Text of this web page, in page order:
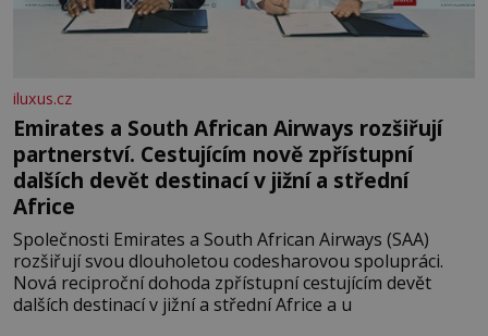
iluxus.cz
Emirates a South African Airways rozšiřují
partnerství. Cestujícím nově zpřístupní
dalších devět destinací v jižní a střední
Africe
Společnosti Emirates a South African Airways (SAA)
rozšiřují svou dlouholetou codesharovou spolupráci.
Nová reciproční dohoda zpřístupní cestujícím devět
dalších destinací v jižní a střední Africe a u